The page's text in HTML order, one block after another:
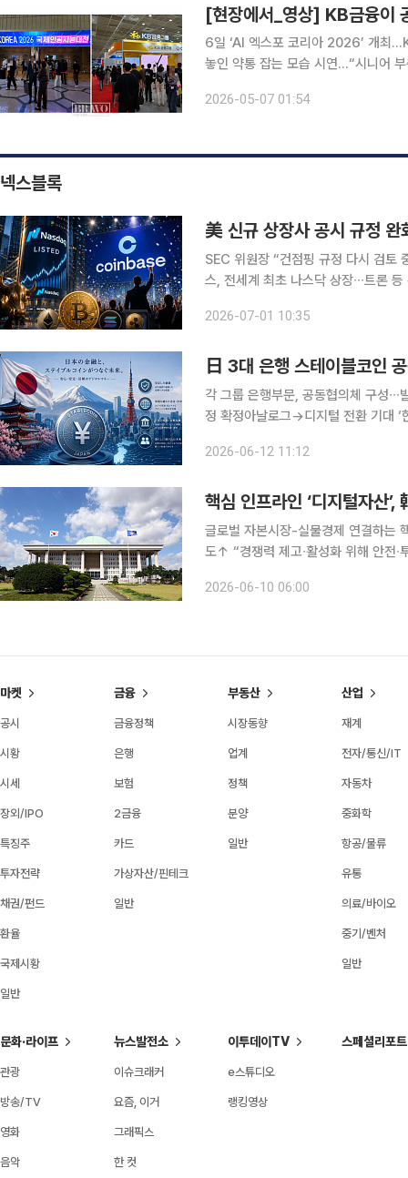
[현장에서_영상] KB금융이
6일 ‘AI 엑스포 코리아 2026’ 개최
놓인 약통 잡는 모습 시연…“시니어
조금 더 진화한다면 약통을 집는 것뿐
2026-05-07 01:54
넥스블록
美 신규 상장사 공시 규정
SEC 위원장 “건점핑 규정 다시 검토
스, 전세계 최초 나스닥 상장∙∙∙트론
2026-07-01 10:35
日 3대 은행 스테이블코인
각 그룹 은행부문, 공동협의체 구성
정 확정아날로그→디지털 전환 기대 ‘한 목소리’ 최근 일본 금융권이 스테이
나라로 언급됐던 만큼, 일본 결제 시
2026-06-12 11:12
핵심 인프라인 ‘디지털자산
글로벌 자본시장-실물경제 연결하는
도↑ “경쟁력 제고∙활성화 위해 안전∙투명한 법적
넘어 글로벌 자본시장과 실물경제를
2026-06-10 06:00
마켓
공시
시황
시세
장외/IPO
특징주
투자전략
채권/펀드
환율
국제시황
일반
금융
금융정책
은행
보험
2금융
카드
가상자산/핀테크
일반
부동산
시장동향
업계
정책
분양
일반
산업
재계
전자/통신/IT
자동차
중화학
항공/물류
유통
의료/바이오
중기/벤처
일반
문화·라이프
관광
방송/TV
영화
음악
뉴스발전소
이슈크래커
요즘, 이거
그래픽스
한 컷
이투데이TV
e스튜디오
랭킹영상
스페셜리포트